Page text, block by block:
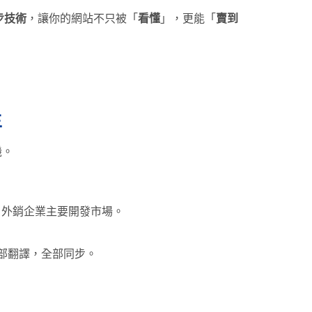
技術 ，讓你的網站不只被「 看懂 」，更能「 賣到
銷企業主要開發市場。
翻譯，全部同步。